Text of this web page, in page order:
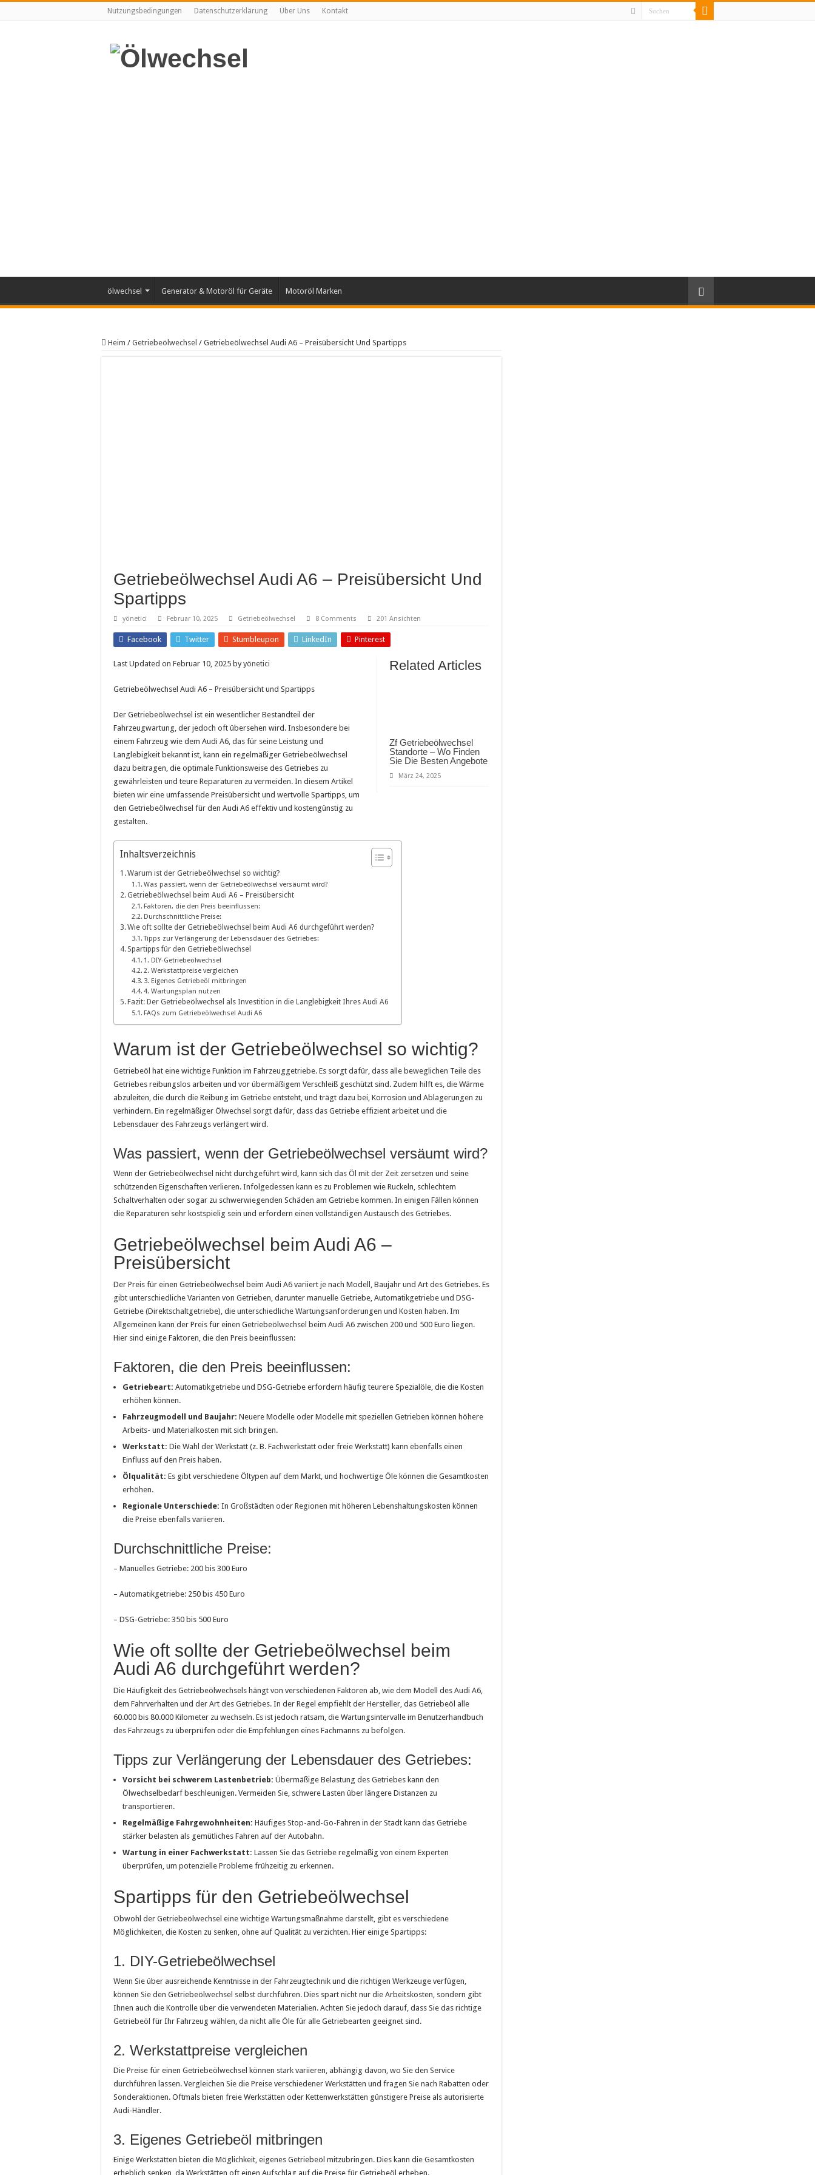
Nutzungsbedingungen Datenschutzerklärung Über Uns Kontakt
ölwechsel Generator & Motoröl für Geräte Motoröl Marken
Heim / Getriebeölwechsel / Getriebeölwechsel Audi A6 – Preisübersicht Und Spartipps
Getriebeölwechsel Audi A6 – Preisübersicht Und
Spartipps
yönetici Februar 10, 2025 Getriebeölwechsel 8 Comments 201 Ansichten
Facebook Twitter Stumbleupon LinkedIn Pinterest
Related Articles
Zf Getriebeölwechsel
Standorte – Wo Finden
Sie Die Besten Angebote
März 24, 2025
Last Updated on Februar 10, 2025 byyönetici
Getriebeölwechsel Audi A6 – Preisübersicht und Spartipps
Der Getriebeölwechsel ist ein wesentlicher Bestandteil der
Fahrzeugwartung, der jedoch oft übersehen wird. Insbesondere bei
einem Fahrzeug wie dem Audi A6, das für seine Leistung und
Langlebigkeit bekannt ist, kann ein regelmäßiger Getriebeölwechsel
dazu beitragen, die optimale Funktionsweise des Getriebes zu
gewährleisten und teure Reparaturen zu vermeiden. In diesem Artikel
bieten wir eine umfassende Preisübersicht und wertvolle Spartipps, um
den Getriebeölwechsel für den Audi A6 effektiv und kostengünstig zu
gestalten.
Inhaltsverzeichnis
Warum ist der Getriebeölwechsel so wichtig?
Was passiert, wenn der Getriebeölwechsel versäumt wird?
Getriebeölwechsel beim Audi A6 – Preisübersicht
Faktoren, die den Preis beeinflussen:
Durchschnittliche Preise:
Wie oft sollte der Getriebeölwechsel beim Audi A6 durchgeführt werden?
Tipps zur Verlängerung der Lebensdauer des Getriebes:
Spartipps für den Getriebeölwechsel
1. DIY-Getriebeölwechsel
2. Werkstattpreise vergleichen
3. Eigenes Getriebeöl mitbringen
4. Wartungsplan nutzen
Fazit: Der Getriebeölwechsel als Investition in die Langlebigkeit Ihres Audi A6
FAQs zum Getriebeölwechsel Audi A6
Warum ist der Getriebeölwechsel so wichtig?
Getriebeöl hat eine wichtige Funktion im Fahrzeuggetriebe. Es sorgt dafür, dass alle beweglichen Teile des
Getriebes reibungslos arbeiten und vor übermäßigem Verschleiß geschützt sind. Zudem hilft es, die Wärme
abzuleiten, die durch die Reibung im Getriebe entsteht, und trägt dazu bei, Korrosion und Ablagerungen zu
verhindern. Ein regelmäßiger Ölwechsel sorgt dafür, dass das Getriebe effizient arbeitet und die
Lebensdauer des Fahrzeugs verlängert wird.
Was passiert, wenn der Getriebeölwechsel versäumt wird?
Wenn der Getriebeölwechsel nicht durchgeführt wird, kann sich das Öl mit der Zeit zersetzen und seine
schützenden Eigenschaften verlieren. Infolgedessen kann es zu Problemen wie Ruckeln, schlechtem
Schaltverhalten oder sogar zu schwerwiegenden Schäden am Getriebe kommen. In einigen Fällen können
die Reparaturen sehr kostspielig sein und erfordern einen vollständigen Austausch des Getriebes.
Getriebeölwechsel beim Audi A6 –
Preisübersicht
Der Preis für einen Getriebeölwechsel beim Audi A6 variiert je nach Modell, Baujahr und Art des Getriebes. Es
gibt unterschiedliche Varianten von Getrieben, darunter manuelle Getriebe, Automatikgetriebe und DSG-
Getriebe (Direktschaltgetriebe), die unterschiedliche Wartungsanforderungen und Kosten haben. Im
Allgemeinen kann der Preis für einen Getriebeölwechsel beim Audi A6 zwischen 200 und 500 Euro liegen.
Hier sind einige Faktoren, die den Preis beeinflussen:
Faktoren, die den Preis beeinflussen:
Getriebeart: Automatikgetriebe und DSG-Getriebe erfordern häufig teurere Spezialöle, die die Kosten
erhöhen können.
Fahrzeugmodell und Baujahr: Neuere Modelle oder Modelle mit speziellen Getrieben können höhere
Arbeits- und Materialkosten mit sich bringen.
Werkstatt: Die Wahl der Werkstatt (z. B. Fachwerkstatt oder freie Werkstatt) kann ebenfalls einen
Einfluss auf den Preis haben.
Ölqualität: Es gibt verschiedene Öltypen auf dem Markt, und hochwertige Öle können die Gesamtkosten
erhöhen.
Regionale Unterschiede: In Großstädten oder Regionen mit höheren Lebenshaltungskosten können
die Preise ebenfalls variieren.
Durchschnittliche Preise:
– Manuelles Getriebe: 200 bis 300 Euro
– Automatikgetriebe: 250 bis 450 Euro
– DSG-Getriebe: 350 bis 500 Euro
Wie oft sollte der Getriebeölwechsel beim
Audi A6 durchgeführt werden?
Die Häufigkeit des Getriebeölwechsels hängt von verschiedenen Faktoren ab, wie dem Modell des Audi A6,
dem Fahrverhalten und der Art des Getriebes. In der Regel empfiehlt der Hersteller, das Getriebeöl alle
60.000 bis 80.000 Kilometer zu wechseln. Es ist jedoch ratsam, die Wartungsintervalle im Benutzerhandbuch
des Fahrzeugs zu überprüfen oder die Empfehlungen eines Fachmanns zu befolgen.
Tipps zur Verlängerung der Lebensdauer des Getriebes:
Vorsicht bei schwerem Lastenbetrieb: Übermäßige Belastung des Getriebes kann den
Ölwechselbedarf beschleunigen. Vermeiden Sie, schwere Lasten über längere Distanzen zu
transportieren.
Regelmäßige Fahrgewohnheiten: Häufiges Stop-and-Go-Fahren in der Stadt kann das Getriebe
stärker belasten als gemütliches Fahren auf der Autobahn.
Wartung in einer Fachwerkstatt: Lassen Sie das Getriebe regelmäßig von einem Experten
überprüfen, um potenzielle Probleme frühzeitig zu erkennen.
Spartipps für den Getriebeölwechsel
Obwohl der Getriebeölwechsel eine wichtige Wartungsmaßnahme darstellt, gibt es verschiedene
Möglichkeiten, die Kosten zu senken, ohne auf Qualität zu verzichten. Hier einige Spartipps:
1. DIY-Getriebeölwechsel
Wenn Sie über ausreichende Kenntnisse in der Fahrzeugtechnik und die richtigen Werkzeuge verfügen,
können Sie den Getriebeölwechsel selbst durchführen. Dies spart nicht nur die Arbeitskosten, sondern gibt
Ihnen auch die Kontrolle über die verwendeten Materialien. Achten Sie jedoch darauf, dass Sie das richtige
Getriebeöl für Ihr Fahrzeug wählen, da nicht alle Öle für alle Getriebearten geeignet sind.
2. Werkstattpreise vergleichen
Die Preise für einen Getriebeölwechsel können stark variieren, abhängig davon, wo Sie den Service
durchführen lassen. Vergleichen Sie die Preise verschiedener Werkstätten und fragen Sie nach Rabatten oder
Sonderaktionen. Oftmals bieten freie Werkstätten oder Kettenwerkstätten günstigere Preise als autorisierte
Audi-Händler.
3. Eigenes Getriebeöl mitbringen
Einige Werkstätten bieten die Möglichkeit, eigenes Getriebeöl mitzubringen. Dies kann die Gesamtkosten
erheblich senken, da Werkstätten oft einen Aufschlag auf die Preise für Getriebeöl erheben.